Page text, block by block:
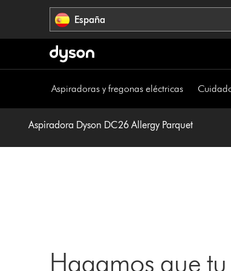
España
Aspiradoras y fregonas eléctricas
Aspiradora Dyson DC26 Allergy Parquet
Hagamos que